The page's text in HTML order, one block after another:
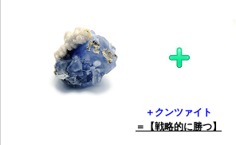
＋クンツァイト
＝【戦略的に勝つ】